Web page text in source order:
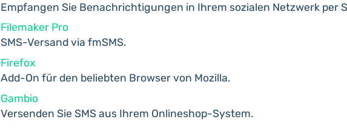
Empfangen Sie Benachrichtigungen in Ihrem sozialen Netzwerk per
Filemaker Pro
SMS-Versand via fmSMS.
Firefox
Add-On für den beliebten Browser von Mozilla.
Gambio
Versenden Sie SMS aus Ihrem Onlineshop-System.